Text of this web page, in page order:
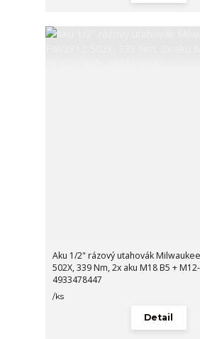
Aku 1/2" rázový utahovák
502X, 339 Nm, 2x aku M18 B5 +
4933478447
/ks
Detail